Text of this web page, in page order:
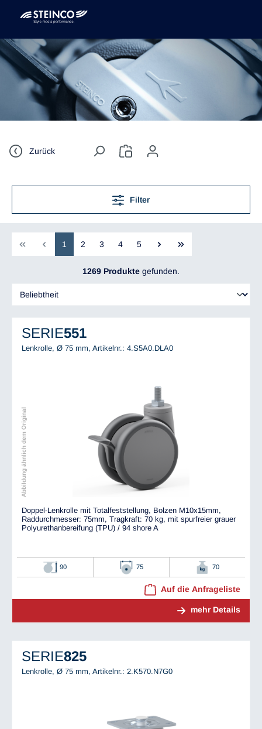
Zurück
Filter
1 2 3 4 5
1269 Produkte gefunden.
SERIE551
Lenkrolle, Ø 75 mm, Artikelnr.: 4.S5A0.DLA0
Abbildung ähnlich dem Original
Doppel-Lenkrolle mit Totalfeststellung, Bolzen M10x15mm,
Raddurchmesser: 75mm, Tragkraft: 70 kg, mit spurfreier grauer
Polyurethanbereifung (TPU) / 94 shore A
90 75 70
Auf die Anfrageliste
mehr Details
SERIE825
Lenkrolle, Ø 75 mm, Artikelnr.: 2.K570.N7G0